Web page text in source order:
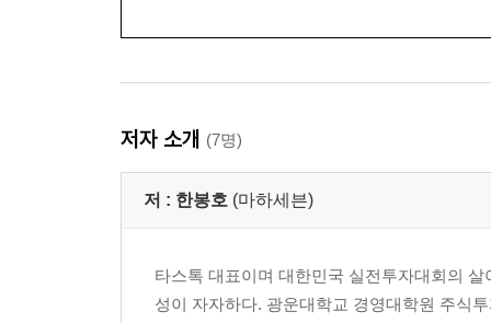
저자 소개 (7명)
저 : 한봉호 (마하세븐)
타스톡 대표이며 대한민국 실전투자대회의
성이 자자하다. 광운대학교 경영대학원 주식